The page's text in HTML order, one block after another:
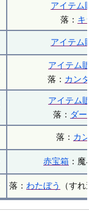
アイテム
落： キ
アイテム
アイテム
落： カン
アイテム
落： ダ
落： カ
赤宝箱 ：
落： わたぼう （す